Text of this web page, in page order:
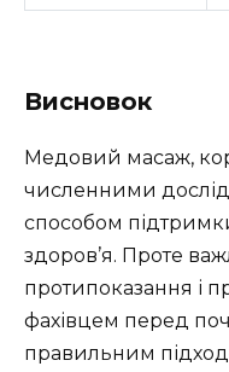
Висновок
Медовий масаж,
численними
способом
здоров’я. Проте
протипоказання і
фахівцем перед
правильним